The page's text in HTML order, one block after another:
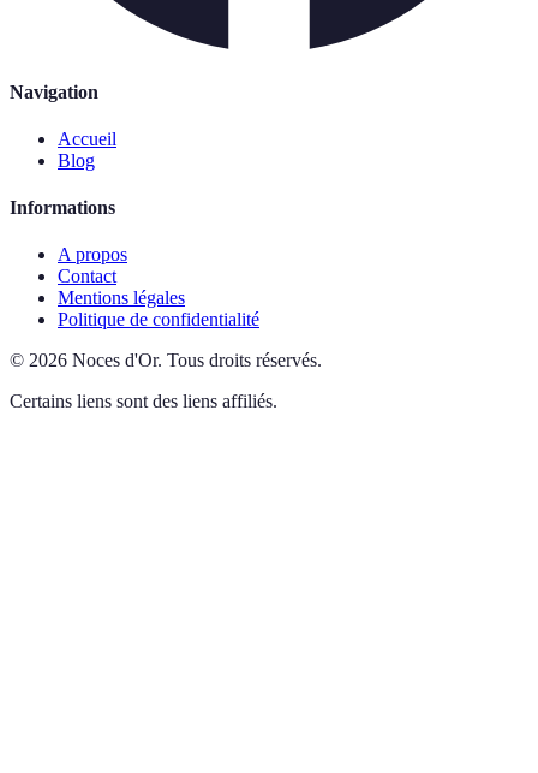
Navigation
Accueil
Blog
Informations
A propos
Contact
Mentions légales
Politique de confidentialité
© 2026 Noces d'Or. Tous droits réservés.
Certains liens sont des liens affiliés.